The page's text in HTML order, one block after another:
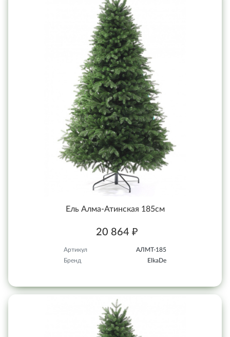
Ель Алма-Атинская 185см
20 864 ₽
Артикул
АЛМТ-185
Бренд
ElkaDe